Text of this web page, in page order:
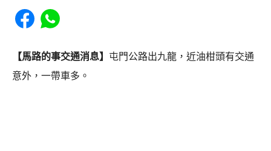
Share to Facebook
Share to WhatsApp
【馬路的事交通消息】 屯門公路出九龍，近油柑頭有交通
意外，一帶車多。